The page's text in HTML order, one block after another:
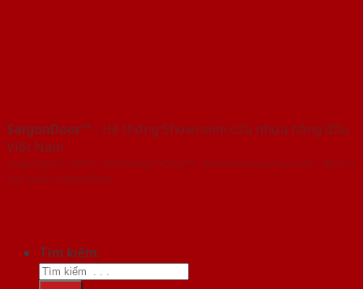
SaigonDoor™ - Hệ thống Showroom cửa nhựa hàng đầu
Việt Nam
Copyright ⓒ 2016 – 2026 SaigonDoor™ - www.bancuanhua.com | Đơn vị
chủ quản SaigonDoor
Tìm kiếm: